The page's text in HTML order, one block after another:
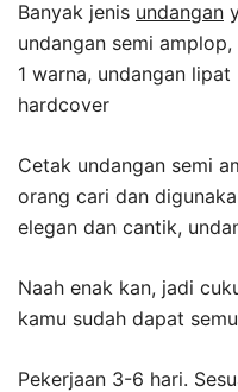
Banyak jenis undangan
undangan semi
1 warna, undangan
hardcover
Cetak undangan semi
orang cari dan
elegan dan cantik,
Naah enak kan, jadi
kamu sudah dapat
Pekerjaan 3-6 hari.